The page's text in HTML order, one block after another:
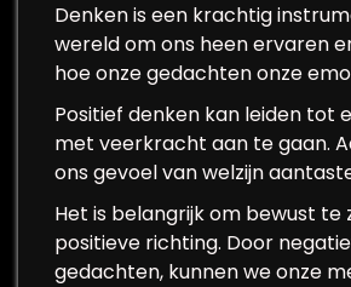
Denken is een krachtig
wereld om ons heen ervaren
hoe onze gedachten onze
Positief denken kan leiden tot
met veerkracht aan te gaan.
ons gevoel van welzijn
Het is belangrijk om bewust
positieve richting. Door
gedachten, kunnen we onze